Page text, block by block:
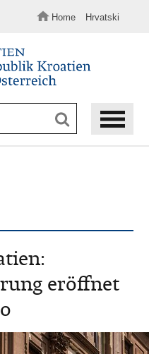
Home Hrvatski
eröffnet